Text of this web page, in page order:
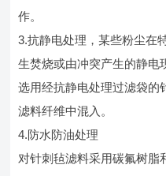
作。
3.抗静电处理，某些粉尘在
生焚烧或由冲突产生的静电
选用经抗静电处理过滤袋的
滤料纤维中混入。
4.防水防油处理
对针刺毡滤料采用碳氟树脂